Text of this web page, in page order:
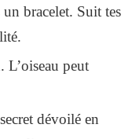
bracelet. Suit tes
peut
dévoilé en